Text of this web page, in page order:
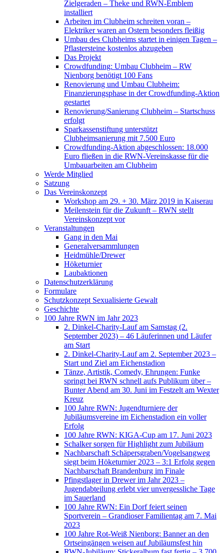
Zielgeraden – Theke und RWN-Emblem
installiert
Arbeiten im Clubheim schreiten voran –
Elektriker waren an Ostern besonders fleißig
Umbau des Clubheims startet in einigen Tagen –
Pflastersteine kostenlos abzugeben
Das Projekt
Crowdfunding: Umbau Clubheim – RW
Nienborg benötigt 100 Fans
Renovierung und Umbau Clubheim:
Finanzierungsphase in der Crowdfunding-Aktion
gestartet
Renovierung/Sanierung Clubheim – Startschuss
erfolgt
Sparkassenstiftung unterstützt
Clubheimsanierung mit 7.500 Euro
Crowdfunding-Aktion abgeschlossen: 18.000
Euro fließen in die RWN-Vereinskasse für die
Umbauarbeiten am Clubheim
Werde Mitglied
Satzung
Das Vereinskonzept
Workshop am 29. + 30. März 2019 in Kaiserau
Meilenstein für die Zukunft – RWN stellt
Vereinskonzept vor
Veranstaltungen
Gang in den Mai
Generalversammlungen
Heidmühle/Drewer
Höketurnier
Laubaktionen
Datenschutzerklärung
Formulare
Schutzkonzept Sexualisierte Gewalt
Geschichte
100 Jahre RWN im Jahr 2023
2. Dinkel-Charity-Lauf am Samstag (2.
September 2023) – 46 Läuferinnen und Läufer
am Start
2. Dinkel-Charity-Lauf am 2. September 2023 –
Start und Ziel am Eichenstadion
Tänze, Artistik, Comedy, Ehrungen: Funke
springt bei RWN schnell aufs Publikum über –
Bunter Abend am 30. Juni im Festzelt am Wexter
Kreuz
100 Jahre RWN: Jugendturniere der
Jubiläumsvereine im Eichenstadion ein voller
Erfolg
100 Jahre RWN: KIGA-Cup am 17. Juni 2023
Schalker sorgen für Highlight zum Jubiläum
Nachbarschaft Schäpersgraben/Vogelsangweg
siegt beim Höketurnier 2023 – 3:1 Erfolg gegen
Nachbarschaft Brandenburg im Finale
Pfingstlager in Drewer im Jahr 2023 –
Jugendabteilung erlebt vier unvergessliche Tage
im Sauerland
100 Jahre RWN: Ein Dorf feiert seinen
Sportverein – Grandioser Familientag am 7. Mai
2023
100 Jahre Rot-Weiß Nienborg: Banner an den
Ortseingängen weisen auf Jubiläumsfest hin